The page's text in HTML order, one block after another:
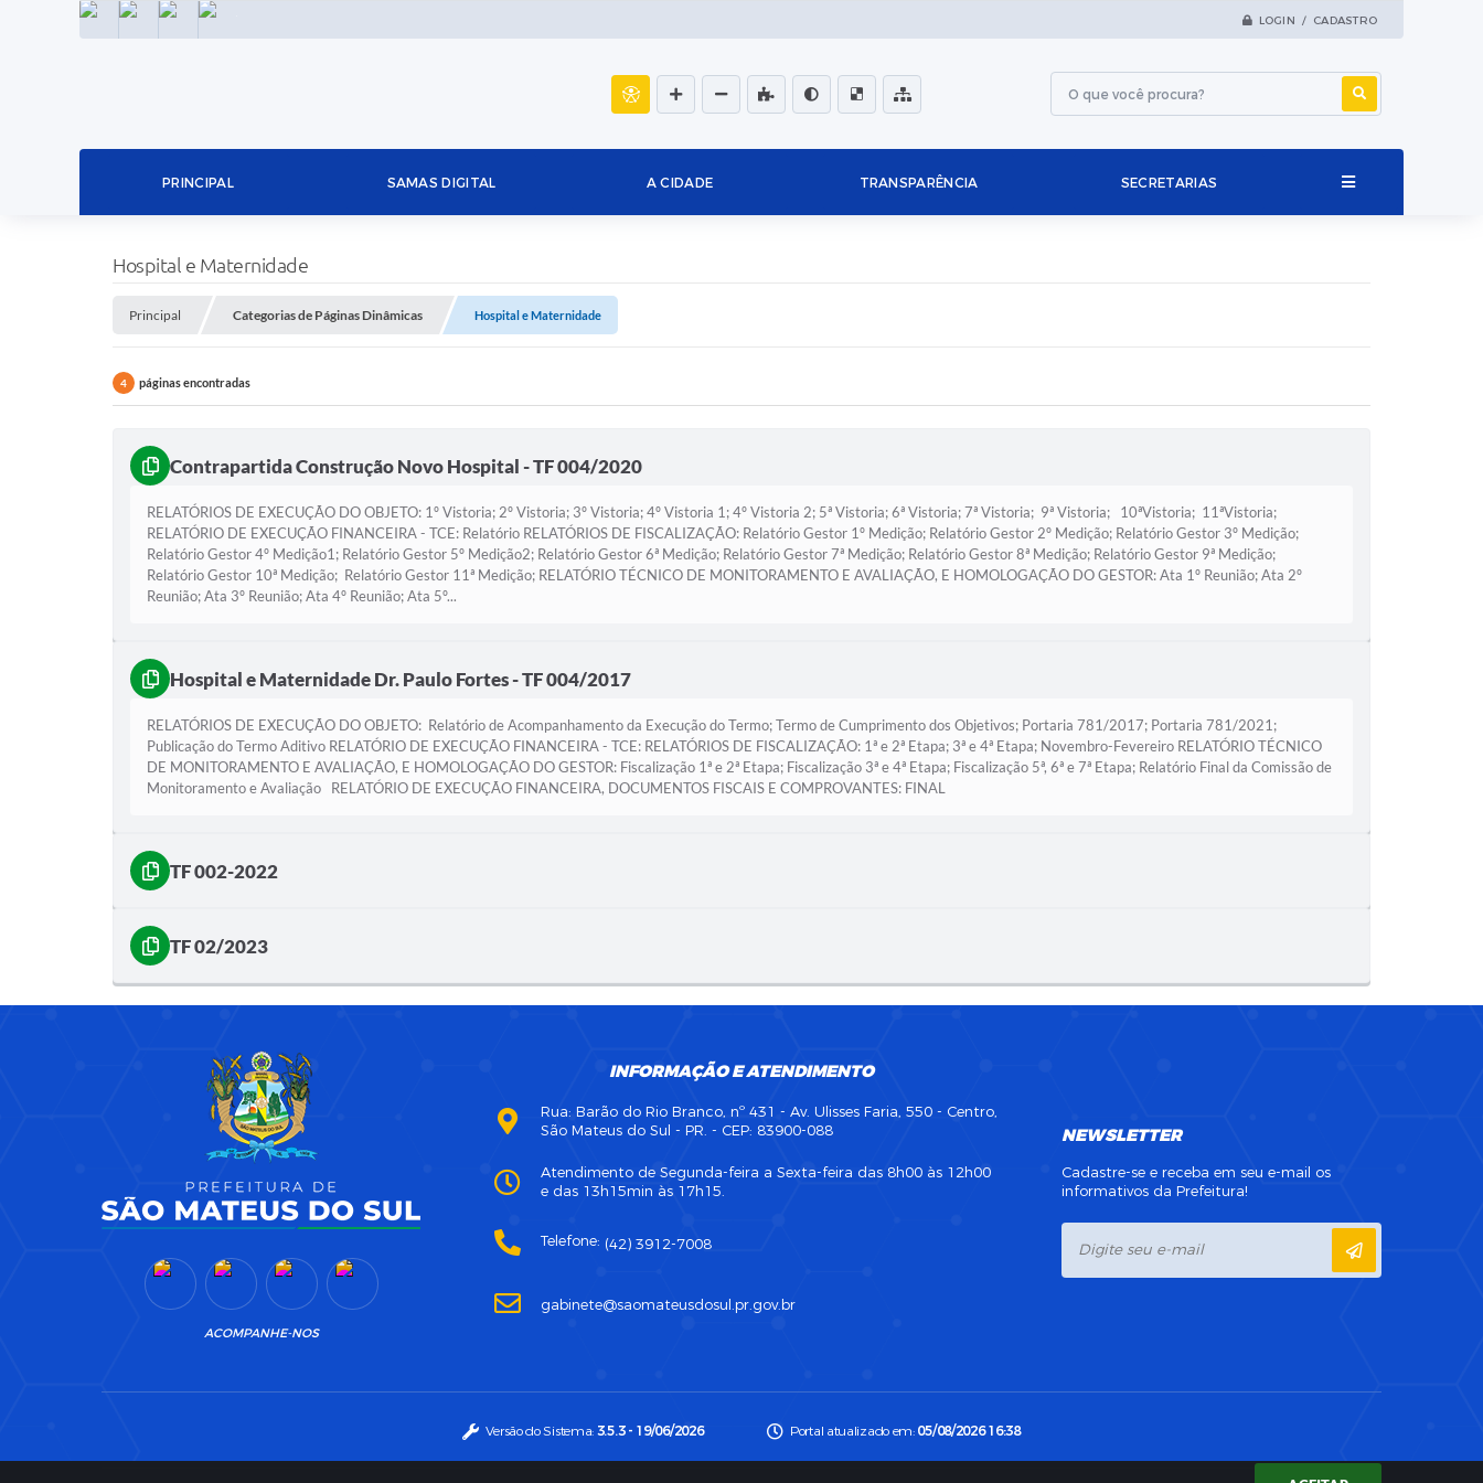
LOGIN / CADASTRO
INSTAGRAMFACEBOOKLINKEDIN
PRINCIPAL SAMAS DIGITAL A CIDADE TRANSPARÊNCIA SECRETARIAS
Hospital e Maternidade
Principal Categorias de Páginas Dinâmicas Hospital e Maternidade
4 páginas encontradas
Contrapartida Construção Novo Hospital - TF 004/2020
RELATÓRIOS DE EXECUÇÃO DO OBJETO: 1º Vistoria; 2º Vistoria; 3º Vistoria; 4º Vistoria 1; 4º Vistoria 2; 5ª Vistoria; 6ª Vistoria; 7ª Vistoria; 9ª Vistoria; 10ªVistoria; 11ªVistoria;
RELATÓRIO DE EXECUÇÃO FINANCEIRA - TCE: Relatório RELATÓRIOS DE FISCALIZAÇÃO: Relatório Gestor 1º Medição; Relatório Gestor 2º Medição; Relatório Gestor 3º Medição;
Relatório Gestor 4º Medição1; Relatório Gestor 5º Medição2; Relatório Gestor 6ª Medição; Relatório Gestor 7ª Medição; Relatório Gestor 8ª Medição; Relatório Gestor 9ª Medição;
Relatório Gestor 10ª Medição; Relatório Gestor 11ª Medição; RELATÓRIO TÉCNICO DE MONITORAMENTO E AVALIAÇÃO, E HOMOLOGAÇÃO DO GESTOR: Ata 1º Reunião; Ata 2º
Reunião; Ata 3º Reunião; Ata 4º Reunião; Ata 5º...
Hospital e Maternidade Dr. Paulo Fortes - TF 004/2017
RELATÓRIOS DE EXECUÇÃO DO OBJETO: Relatório de Acompanhamento da Execução do Termo; Termo de Cumprimento dos Objetivos; Portaria 781/2017; Portaria 781/2021;
Publicação do Termo Aditivo RELATÓRIO DE EXECUÇÃO FINANCEIRA - TCE: RELATÓRIOS DE FISCALIZAÇÃO: 1ª e 2ª Etapa; 3ª e 4ª Etapa; Novembro-Fevereiro RELATÓRIO TÉCNICO
DE MONITORAMENTO E AVALIAÇÃO, E HOMOLOGAÇÃO DO GESTOR: Fiscalização 1ª e 2ª Etapa; Fiscalização 3ª e 4ª Etapa; Fiscalização 5ª, 6ª e 7ª Etapa; Relatório Final da Comissão de
Monitoramento e Avaliação RELATÓRIO DE EXECUÇÃO FINANCEIRA, DOCUMENTOS FISCAIS E COMPROVANTES: FINAL
TF 002-2022
TF 02/2023
ACOMPANHE-NOS
INFORMAÇÃO E ATENDIMENTO
Rua: Barão do Rio Branco, nº 431 - Av. Ulisses Faria, 550 - Centro,
São Mateus do Sul - PR. - CEP: 83900-088
Atendimento de Segunda-feira a Sexta-feira das 8h00 às 12h00
e das 13h15min às 17h15.
Telefone: (42) 3912-7008
gabinete@saomateusdosul.pr.gov.br
NEWSLETTER
Cadastre-se e receba em seu e-mail os
informativos da Prefeitura!
Versão do Sistema:3.5.3 - 19/06/2026 Portal atualizado em:05/08/2026 16:38